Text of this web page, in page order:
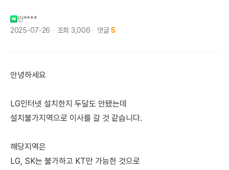
안****
2025-07-26
조회 3,006 댓글 5
안녕하세요
LG인터넷 설치한지 두달도 안됐는데
설치불가지역으로 이사를 갈 것 같습니다.
해당지역은
LG, SK는 불가하고 KT만 가능한 것으로